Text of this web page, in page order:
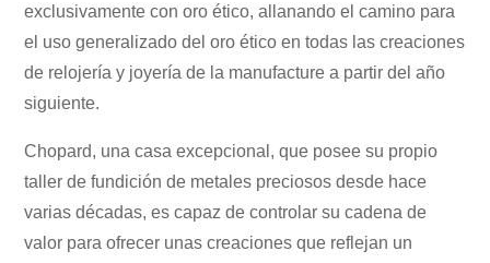
exclusivamente con oro ético, allanando el camino para
el uso generalizado del oro ético en todas las creaciones
de relojería y joyería de la manufacture a partir del año
siguiente.
Chopard, una casa excepcional, que posee su propio
taller de fundición de metales preciosos desde hace
varias décadas, es capaz de controlar su cadena de
valor para ofrecer unas creaciones que reflejan un